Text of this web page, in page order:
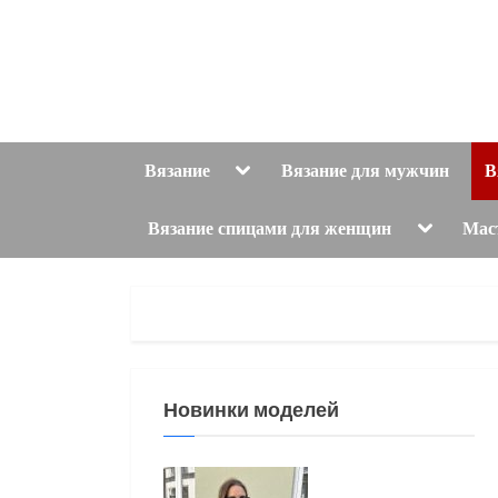
Вязание ToggleВязание для мужчин
Вязание спицами для женщин Toggle
menu
Новинки моделей